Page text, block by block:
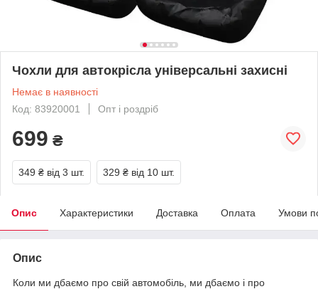
Чохли для автокрісла універсальні захисні
Немає в наявності
Код: 83920001
Опт і роздріб
699 ₴
349 ₴ від 3 шт. 329 ₴ від 10 шт.
Опис Характеристики Доставка Оплата Умови
Опис
Коли ми дбаємо про свій автомобіль, ми дбаємо і про